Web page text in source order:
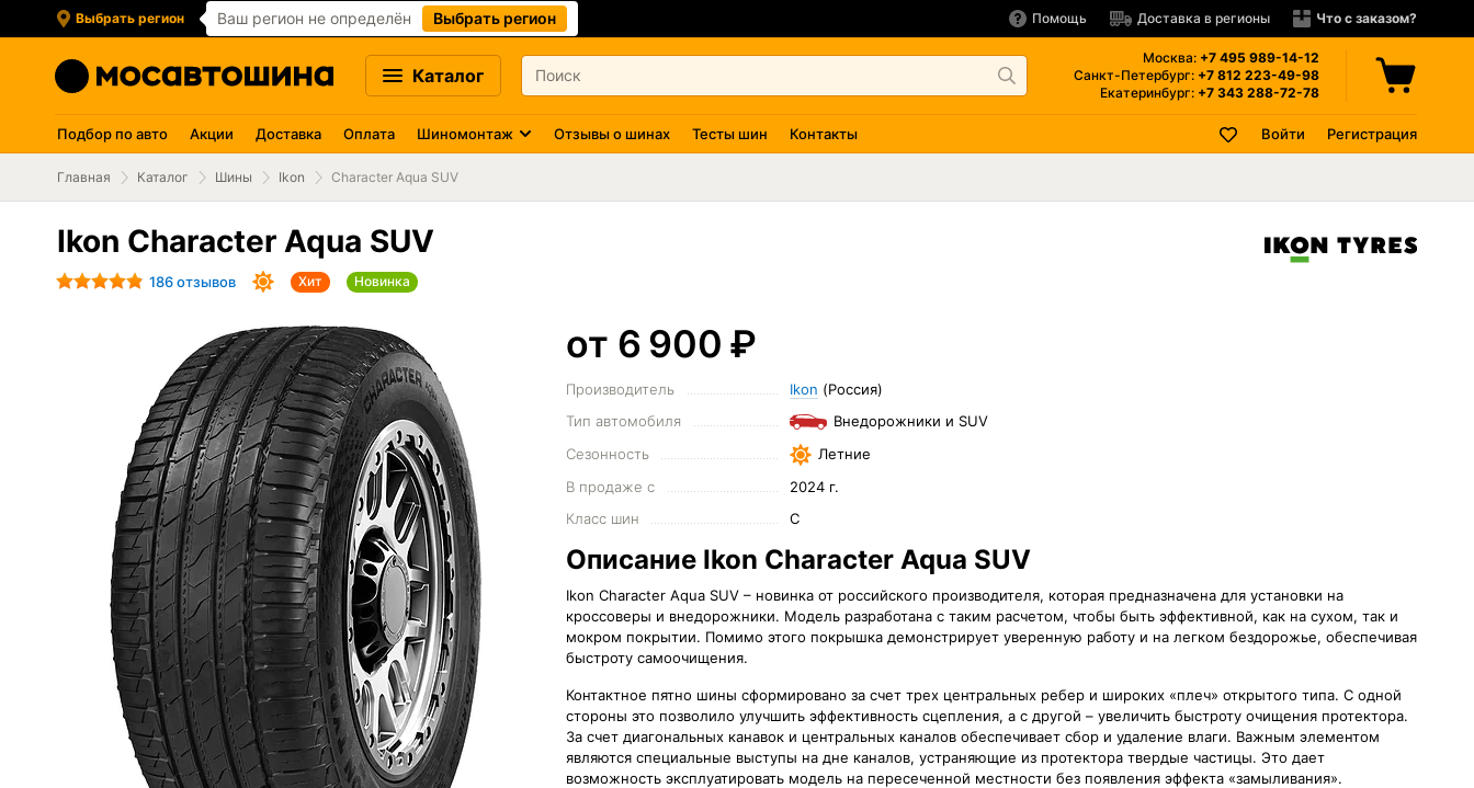
Выбрать регион Ваш регион не определён Выбрать регион Помощь Доставка в регионы Что с заказом?
Каталог
Москва: +7 495 989-14-12
Санкт-Петербург: +7 812 223-49-98
Екатеринбург: +7 343 288-72-78
Подбор по авто Акции Доставка Оплата Шиномонтаж Отзывы о шинах Тесты шин Контакты Войти Регистрация
Главная Каталог Шины Ikon Character Aqua SUV
Ikon Character Aqua SUV
186 отзывов Хит Новинка
от 6 900 ₽
Производитель Ikon (Россия)
Тип автомобиля
Внедорожники и SUV
Сезонность
Летние
В продаже с
2024 г.
Класс шин
C
Описание Ikon Character Aqua SUV
Ikon Character Aqua SUV – новинка от российского производителя, которая предназначена для установки на
кроссоверы и внедорожники. Модель разработана с таким расчетом, чтобы быть эффективной, как на сухом, так и
мокром покрытии. Помимо этого покрышка демонстрирует уверенную работу и на легком бездорожье, обеспечивая
быстроту самоочищения.
Контактное пятно шины сформировано за счет трех центральных ребер и широких «плеч» открытого типа. С одной
стороны это позволило улучшить эффективность сцепления, а с другой – увеличить быстроту очищения протектора.
За счет диагональных канавок и центральных каналов обеспечивает сбор и удаление влаги. Важным элементом
являются специальные выступы на дне каналов, устраняющие из протектора твердые частицы. Это дает
возможность эксплуатировать модель на пересеченной местности без появления эффекта «замыливания».